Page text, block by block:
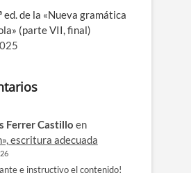
ed. de la «Nueva gramática
(parte VII, final)
Ferrer Castillo en
escritura adecuada
e instructivo el contenido!